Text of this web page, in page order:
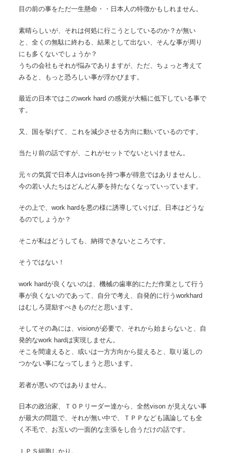
目の前の事をただ一生懸命・・日本人の特徴かもしれません。
素晴らしいが、それは何処に行こうとしているのか？が無い
と、全くの無駄に終わる、結果として出ない、そんな事が周り
にも多くないでしょうか？
うちの会社もそれが悩みでありますが、ただ、ちょっと考えて
みると、もっと恐ろしい事が浮かびます。
最近の日本ではこのwork hard の感覚が大幅に低下している事で
す。
又、国を挙げて、これを減少させる方向に動いているのです。
当たり前の話ですが、これがセットでないといけません。
元々の気質で日本人はvisonを持つ事が得意ではありませんし、
今の若い人たちはどんどん夢を持たなくなっていっています。
その上で、work hardを悪の様に誘導していけば、日本はどうな
るのでしょうか？
そこが私はどうしても、納得できないところです。
そうではない！
work hardが良くないのは、機械の歯車的にただ作業として行う
事が良くないのであって、自分で考え、自発的に行うworkhard
はむしろ奨励すべきものだと思います。
そしてその為には、visionが必要で、それから始まらないと、自
発的なwork hardは実現しません。
そこを間違えると、或いは一方方向から捉えると、取り返しの
つかない事になってしまうと思います。
若者が悪いのではありません。
日本の政治家、ＴＯＰリーダー達から、全然vison が見えない事
が最大の問題で、それが無い中で、ＴＰＰなども議論しても全
く不毛で、お互いの一面的な主張をし合うだけの話です。
ＩＰＳ細胞しかり。